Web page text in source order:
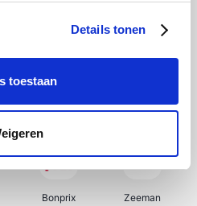
Details tonen
toestaan
Delonghi Tennis Point
Bonprix Zeeman